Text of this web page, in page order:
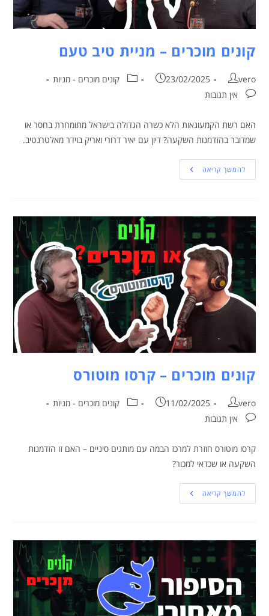
קונים מוכרים – מניית טיב טעם
vero
23/02/2025
קונים מוכרים - מניות
אין תגובות
האם רשת הקמעונאות הלא כשרה הגדולה בישראל מתומחרת בחסר או
שמדובר בהזדמנות השקעה? דיון עם יאיר דרורי ואריק בוידר מאלטרנטיב.
להמשך קריאה
קונים מוכרים – קרסו מוטורס
vero
11/02/2025
קונים מוכרים - מניות
אין תגובות
קרסו מוטורס חוזרת למרכז הבמה עם מותגים סיניים – האם זו הזדמנות
השקעה או שכדאי למכור?
להמשך קריאה